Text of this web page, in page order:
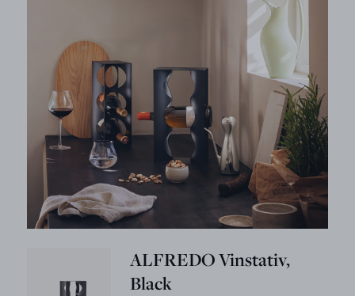
ALFREDO Vinstativ,
Black